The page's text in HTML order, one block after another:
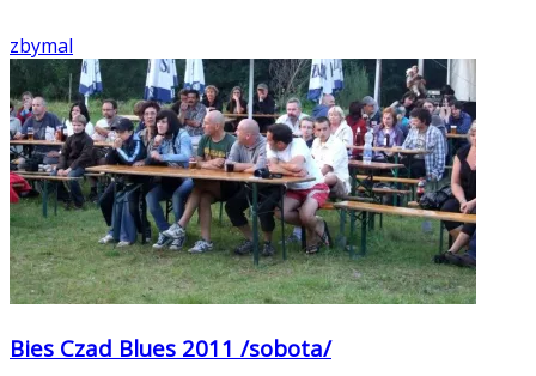
zbymal
Bies Czad Blues 2011 /sobota/